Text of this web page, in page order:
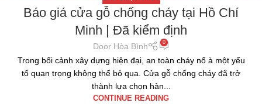
Báo giá cửa gỗ chống cháy tại Hồ Chí
Minh | Đã kiểm định
Door Hòa Bình 0
Trong bối cảnh xây dựng hiện đại, an toàn cháy nổ à một yếu
tố quan trọng không thể bỏ qua. Cửa gỗ chống cháy đã trở
thành lựa chọn hàn...
CONTINUE READING